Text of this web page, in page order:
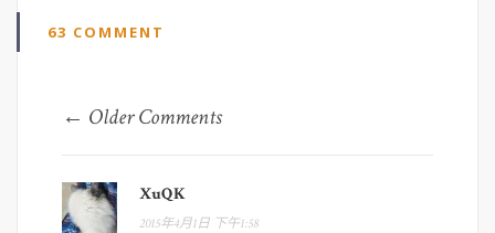
63 COMMENT
Comment
navigation
← Older Comments
XuQK
2015年4月1日 下午1:58